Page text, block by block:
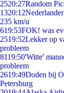
2520:27Random
1320:12
235 km/u
619:53FOK! was
2519:52Lekker op
probleem
8119:50'Witte'
probleem
2619:49Doden bij
Petersburg